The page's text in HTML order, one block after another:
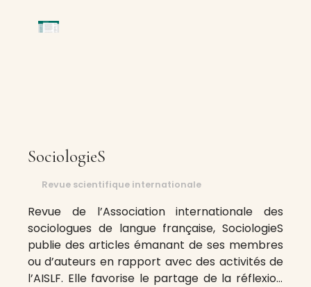
SociologieS
Revue scientifique internationale
Revue de l’Association internationale des
sociologues de langue française, SociologieS
publie des articles émanant de ses membres
ou d’auteurs en rapport avec des activités de
l’AISLF. Elle favorise le partage de la réflexion